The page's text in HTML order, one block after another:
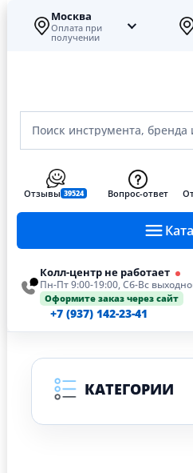
Москва
Оплата при
получении
Поиск инструмента, бренда
Отзывы 39524 Вопрос-ответ
Колл-центр не работает
Пн-Пт 9:00-19:00, Сб-Вс
Оформите заказ через сайт
+7 (937) 142-23-41
КАТЕГОРИИ